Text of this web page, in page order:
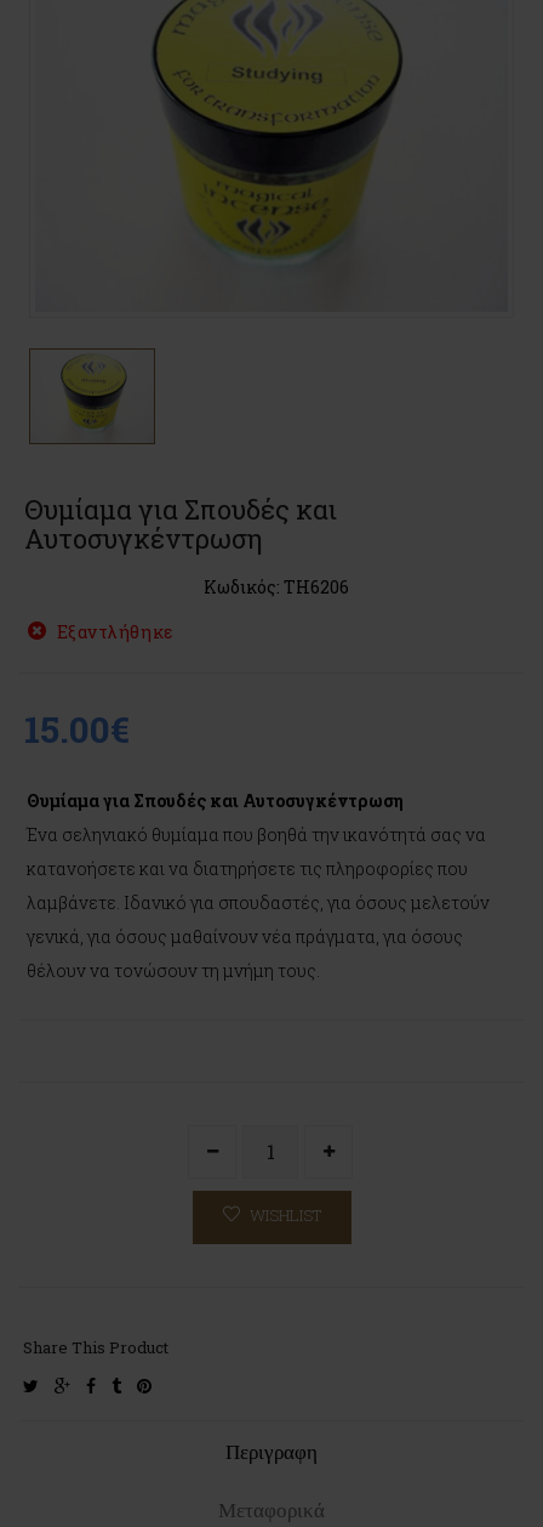
Θυμίαμα για Σπουδές και
Αυτοσυγκέντρωση
Κωδικός: TH6206
Εξαντλήθηκε
15.00€
Θυμίαμα για Σπουδές και Αυτοσυγκέντρωση
Ένα σεληνιακό θυμίαμα που βοηθά την ικανότητά σας να
κατανοήσετε και να διατηρήσετε τις πληροφορίες που
λαμβάνετε. Ιδανικό για σπουδαστές, για όσους μελετούν
γενικά, για όσους μαθαίνουν νέα πράγματα, για όσους
θέλουν να τονώσουν τη μνήμη τους.
WISHLIST
Share This Product
twittergoogle-facebook
tumblrpinterest
Περιγραφη
Μεταφορικά